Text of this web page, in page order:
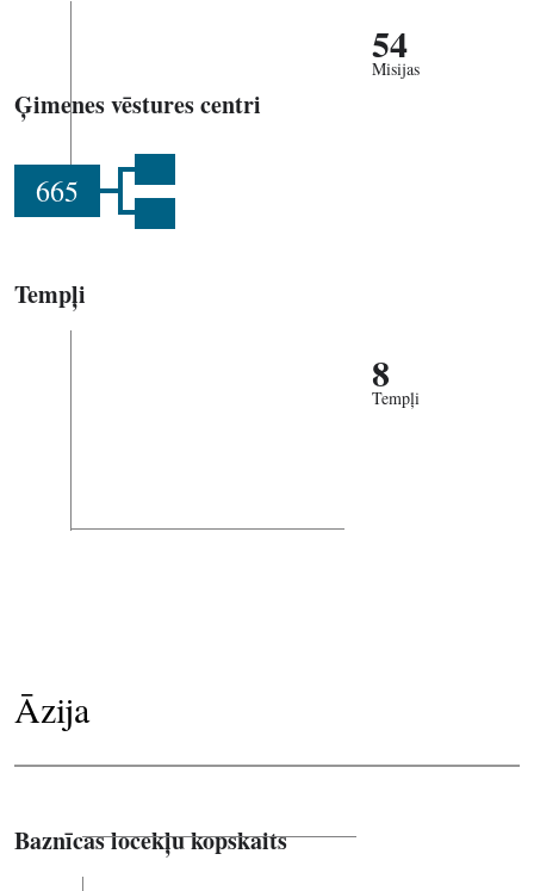
54
Misijas
Ģimenes vēstures centri
665
Tempļi
8
Tempļi
Āzija
Baznīcas locekļu kopskaits